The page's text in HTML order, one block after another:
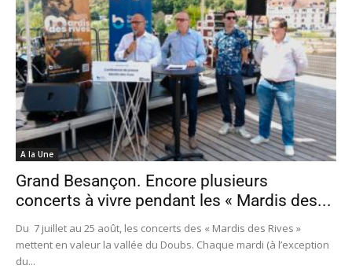
A la Une
Grand Besançon. Encore plusieurs
concerts à vivre pendant les « Mardis des...
Du 7 juillet au 25 août, les concerts des « Mardis des Rives »
mettent en valeur la vallée du Doubs. Chaque mardi (à l’exception
du...